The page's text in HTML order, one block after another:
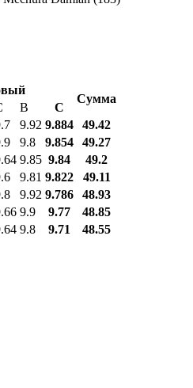
Сумма
B
С
9.92 9.884
49.42
9.8 9.854
49.27
9.85 9.84
49.2
9.81 9.822
49.11
9.92 9.786
48.93
9.9 9.77
48.85
9.8 9.71 48.55